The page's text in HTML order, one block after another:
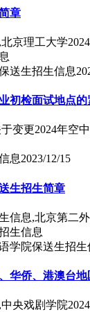
章
京理工大学
送生招生信息
初检面试地点
变更2024年空
息2023/12/15
生招生简章
信息,北京第二
学院保送生招生
华侨、港澳台
央戏剧学院